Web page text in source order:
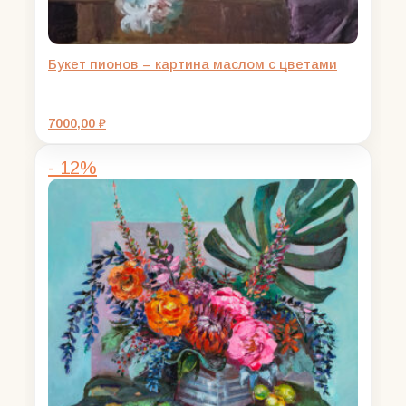
Букет пионов – картина маслом с цветами
7000,00 ₽
- 12%